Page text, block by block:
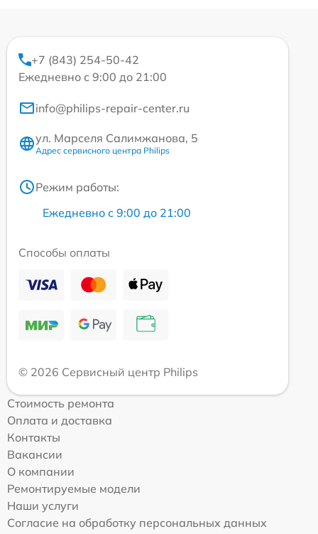
+7 (843) 254-50-42
Ежедневно с 9:00 до 21:00
info@philips-repair-center.ru
ул. Марселя Салимжанова, 5
Адрес сервисного центра Philips
Режим работы:
Ежедневно с 9:00 до 21:00
Способы оплаты
© 2026 Сервисный центр Philips
Стоимость ремонта
Оплата и доставка
Контакты
Вакансии
О компании
Ремонтируемые модели
Наши услуги
Согласие на обработку персональных данных